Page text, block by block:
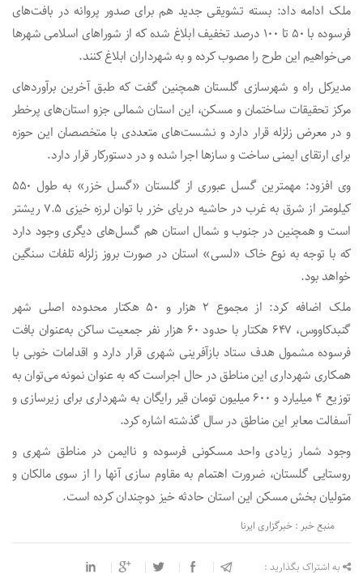
ملک ادامه داد: بسته تشویقی جدید هم برای صدور پروانه‌ در بافت‌های
فرسوده با ۵۰ تا ۱۰۰ درصد تخفیف ابلاغ شده که از شوراهای اسلامی شهرها
می‌خواهیم این طرح را مصوب کرده و به شهرداران ابلاغ کنند.
مدیرکل راه و شهرسازی گلستان همچنین گفت که طبق آخرین برآوردهای
مرکز تحقیقات ساختمان و مسکن، این استان شمالی جزو استان‌های پرخطر
و در معرض زلزله قرار دارد و نشست‌های متعددی با متخصصان این حوزه
برای ارتقای ایمنی ساخت و سازها اجرا شده و در دستورکار قرار دارد.
وی افزود: مهمترین گسل عبوری از گلستان «گسل خزر» به طول ۵۵۰
کیلومتر از شرق به غرب در حاشیه دریای خزر با توان لرزه خیزی ۷.۵ ریشتر
است و همچنین در جنوب و شمال استان هم گسل‌های دیگری وجود دارد
که با توجه به نوع خاک «لسی» استان در صورت بروز زلزله تلفات سنگین
خواهد بود.
ملک اضافه کرد: از مجموع ۲ هزار و ۵۰ هکتار محدوده اصلی شهر
گنبدکاووس، ۶۴۷ هکتار با حدود ۶۰ هزار نفر جمعیت ساکن به‌عنوان بافت
فرسوده مشمول هدف ستاد بازآفرینی شهری قرار دارد و اقدامات خوبی با
همکاری شهرداری این مناطق در حال اجراست که به عنوان نمونه می‌توان به
توزیع ۴ میلیارد و ۶۰۰ میلیون تومان قیر رایگان به شهرداری برای زیرسازی و
آسفالت معابر این مناطق در سال گذشته اشاره کرد.
وجود شمار زیادی واحد مسکونی فرسوده و ناایمن در مناطق شهری و
روستایی گلستان، ضرورت اهتمام به مقاوم سازی آنها را از سوی مالکان و
متولیان بخش مسکن این استان حادثه خیز دوچندان کرده است.
منبع خبر : خبرگزاری ایرنا
به اشتراک بگذارید :